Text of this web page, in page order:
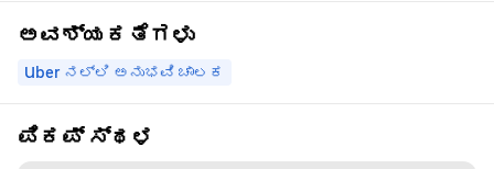
ಅವಶ್ಯಕತೆಗಳು
Uber ನಲ್ಲಿ ಅನುಭವಿ ಚಾಲಕ
ಪಿಕಪ್ ಸ್ಥಳ